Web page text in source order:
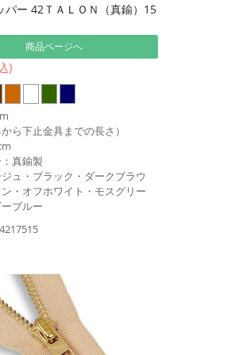
パー 42ＴＡＬＯＮ（真鍮）15
商品ページへ
)
から下止金具までの長さ）
真鍮製
ュ・ブラック・ダークブラウ
・オフホワイト・モスグリー
ブルー